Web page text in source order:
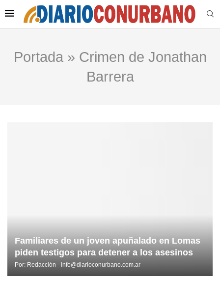
Portada» Crimen de Jonathan
Barrera
Familiares de un joven apuñalado en Lomas
piden testigos para detener a los asesinos
Por: Redacción - info@diarioconurbano.com.ar